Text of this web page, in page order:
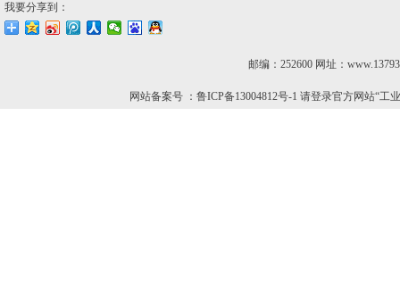
我要分享到：
邮编：252600 网址：
网站备案号 ：鲁ICP备13004812号-1 请登录官方网站“工